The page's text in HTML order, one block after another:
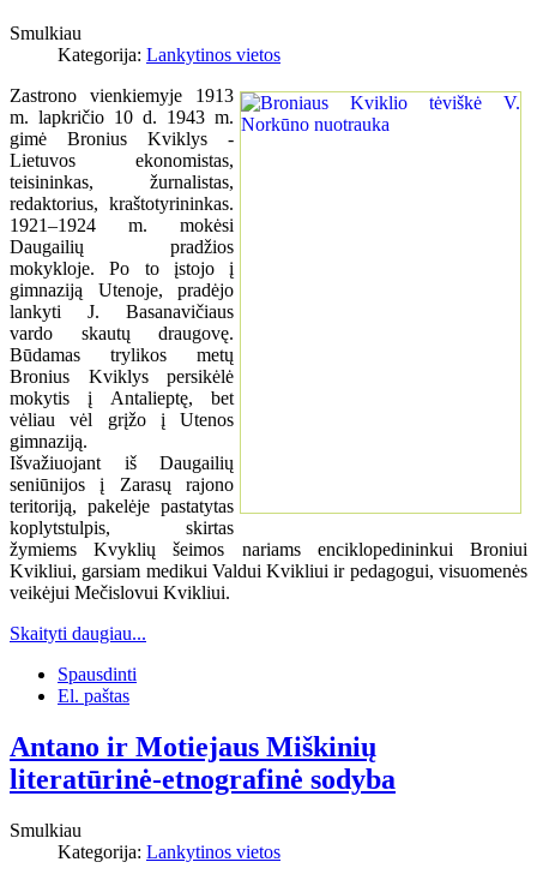
Smulkiau
Kategorija: Lankytinos vietos
Zastrono vienkiemyje 1913
m. lapkričio 10 d. 1943 m.
gimė Bronius Kviklys -
Lietuvos ekonomistas,
teisininkas, žurnalistas,
redaktorius, kraštotyrininkas.
1921–1924 m. mokėsi
Daugailių pradžios
mokykloje. Po to įstojo į
gimnaziją Utenoje, pradėjo
lankyti J. Basanavičiaus
vardo skautų draugovę.
Būdamas trylikos metų
Bronius Kviklys persikėlė
mokytis į Antalieptę, bet
vėliau vėl grįžo į Utenos
gimnaziją.
Išvažiuojant iš Daugailių
seniūnijos į Zarasų rajono
teritoriją, pakelėje pastatytas
koplytstulpis, skirtas
žymiems Kvyklių šeimos nariams enciklopedininkui Broniui
Kvikliui, garsiam medikui Valdui Kvikliui ir pedagogui, visuomenės
veikėjui Mečislovui Kvikliui.
Skaityti daugiau...
Spausdinti
El. paštas
Antano ir Motiejaus Miškinių
literatūrinė-etnografinė sodyba
Smulkiau
Kategorija: Lankytinos vietos